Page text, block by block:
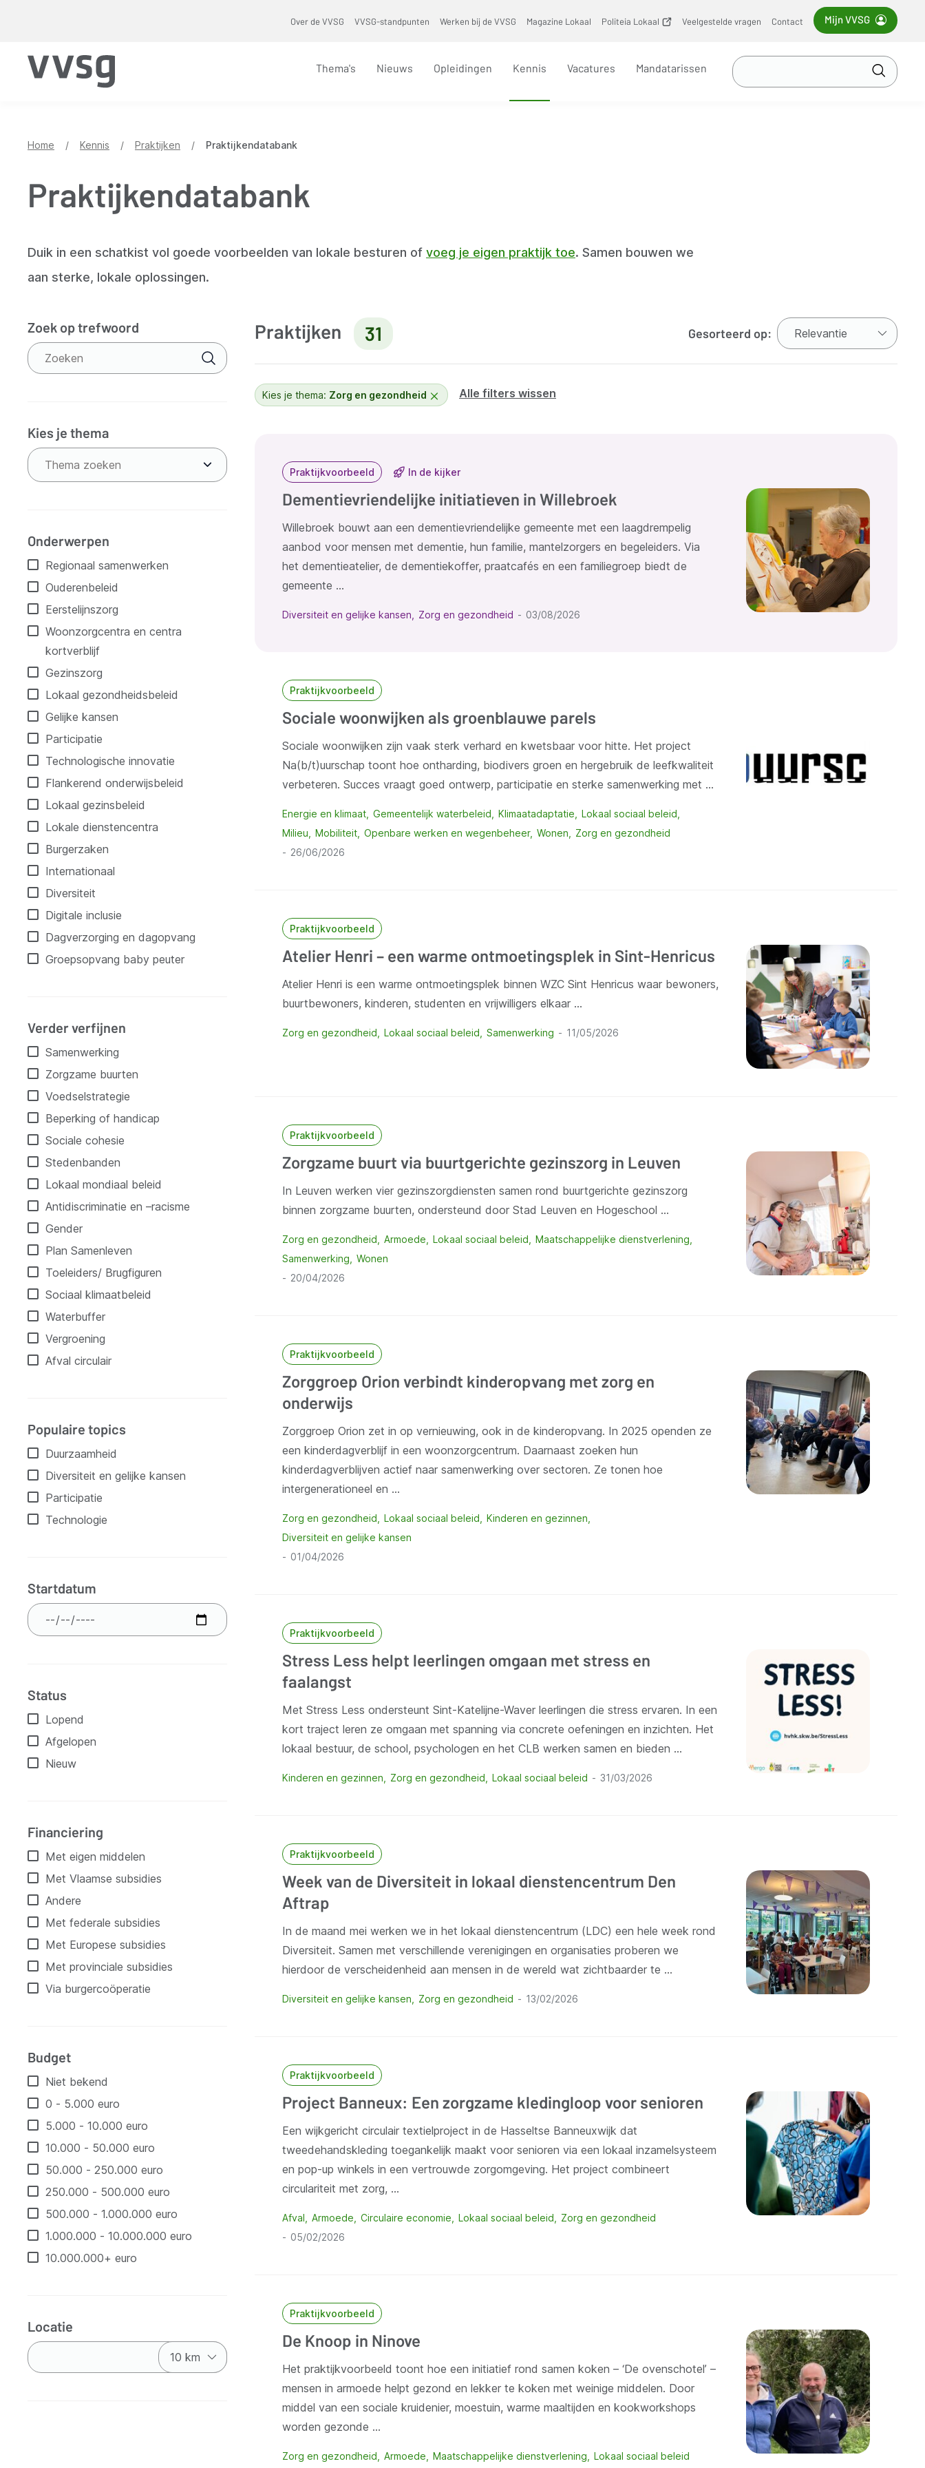
Over de VVSG VVSG-standpunten Werken bij de VVSG Magazine Lokaal Politeia Lokaal
(opent
Veelgestelde vragen Contact Mijn VVSG
Thema's Nieuws Opleidingen Kennis Vacatures Mandatarissen
Zoek
in
Home / Kennis / Praktijken / Praktijkendatabank
Praktijkendatabank
Duik in een schatkist vol goede voorbeelden van lokale besturen of voeg je eigen praktijk toe. Samen bouwen we
aan sterke, lokale oplossingen.
Verfijn
resultaten
Zoek op trefwoord
Kies je thema
Thema zoeken
Onderwerpen
Regionaal samenwerken
Ouderenbeleid
Eerstelijnszorg
Woonzorgcentra en centra
kortverblijf
Gezinszorg
Lokaal gezondheidsbeleid
Gelijke kansen
Participatie
Technologische innovatie
Flankerend onderwijsbeleid
Lokaal gezinsbeleid
Lokale dienstencentra
Burgerzaken
Internationaal
Diversiteit
Digitale inclusie
Dagverzorging en dagopvang
Groepsopvang baby peuter
Verder verfijnen
Samenwerking
Zorgzame buurten
Voedselstrategie
Beperking of handicap
Sociale cohesie
Stedenbanden
Lokaal mondiaal beleid
Antidiscriminatie en –racisme
Gender
Plan Samenleven
Toeleiders/ Brugfiguren
Sociaal klimaatbeleid
Waterbuffer
Vergroening
Afval circulair
Populaire topics
Duurzaamheid
Diversiteit en gelijke kansen
Participatie
Technologie
Startdatum
Status
Lopend
Afgelopen
Nieuw
Financiering
Met eigen middelen
Met Vlaamse subsidies
Andere
Met federale subsidies
Met Europese subsidies
Met provinciale subsidies
Via burgercoöperatie
Budget
Niet bekend
0 - 5.000 euro
5.000 - 10.000 euro
10.000 - 50.000 euro
50.000 - 250.000 euro
250.000 - 500.000 euro
500.000 - 1.000.000 euro
1.000.000 - 10.000.000 euro
10.000.000+ euro
Locatie
Gesorteerd op:
Praktijken 31
Kies je thema: Zorg en gezondheid Alle filters wissen
Praktijkvoorbeeld In de kijker
Dementievriendelijke initiatieven in Willebroek
Willebroek bouwt aan een dementievriendelijke gemeente met een laagdrempelig
aanbod voor mensen met dementie, hun familie, mantelzorgers en begeleiders. Via
het dementieatelier, de dementiekoffer, praatcafés en een familiegroep biedt de
gemeente …
Diversiteit en gelijke kansen Zorg en gezondheid 03/08/2026
Praktijkvoorbeeld
Sociale woonwijken als groenblauwe parels
Sociale woonwijken zijn vaak sterk verhard en kwetsbaar voor hitte. Het project
Na(b/t)uurschap toont hoe ontharding, biodivers groen en hergebruik de leefkwaliteit
verbeteren. Succes vraagt goed ontwerp, participatie en sterke samenwerking met …
Energie en klimaat Gemeentelijk waterbeleid Klimaatadaptatie
Lokaal sociaal beleid
Milieu
Mobiliteit Openbare werken en wegenbeheer Wonen
Zorg en gezondheid
26/06/2026
Praktijkvoorbeeld
Atelier Henri – een warme ontmoetingsplek in Sint-Henricus
Atelier Henri is een warme ontmoetingsplek binnen WZC Sint Henricus waar bewoners,
buurtbewoners, kinderen, studenten en vrijwilligers elkaar …
Zorg en gezondheid Lokaal sociaal beleid Samenwerking 11/05/2026
Praktijkvoorbeeld
Zorgzame buurt via buurtgerichte gezinszorg in Leuven
In Leuven werken vier gezinszorgdiensten samen rond buurtgerichte gezinszorg
binnen zorgzame buurten, ondersteund door Stad Leuven en Hogeschool …
Zorg en gezondheid Armoede Lokaal sociaal beleid
Maatschappelijke dienstverlening
Samenwerking
Wonen
20/04/2026
Praktijkvoorbeeld
Zorggroep Orion verbindt kinderopvang met zorg en
onderwijs
Zorggroep Orion zet in op vernieuwing, ook in de kinderopvang. In 2025 openden ze
een kinderdagverblijf in een woonzorgcentrum. Daarnaast zoeken hun
kinderdagverblijven actief naar samenwerking over sectoren. Ze tonen hoe
intergenerationeel en …
Zorg en gezondheid Lokaal sociaal beleid
Kinderen en gezinnen
Diversiteit en gelijke kansen
01/04/2026
Praktijkvoorbeeld
Stress Less helpt leerlingen omgaan met stress en
faalangst
Met Stress Less ondersteunt Sint-Katelijne-Waver leerlingen die stress ervaren. In een
kort traject leren ze omgaan met spanning via concrete oefeningen en inzichten. Het
lokaal bestuur, de school, psychologen en het CLB werken samen en bieden …
Kinderen en gezinnen Zorg en gezondheid Lokaal sociaal beleid 31/03/2026
Praktijkvoorbeeld
Week van de Diversiteit in lokaal dienstencentrum Den
Aftrap
In de maand mei werken we in het lokaal dienstencentrum (LDC) een hele week rond
Diversiteit. Samen met verschillende verenigingen en organisaties proberen we
hierdoor de verscheidenheid aan mensen in de wereld wat zichtbaarder te …
Diversiteit en gelijke kansen Zorg en gezondheid 13/02/2026
Praktijkvoorbeeld
Project Banneux: Een zorgzame kledingloop voor senioren
Een wijkgericht circulair textielproject in de Hasseltse Banneuxwijk dat
tweedehandskleding toegankelijk maakt voor senioren via een lokaal inzamelsysteem
en pop-up winkels in een vertrouwde zorgomgeving. Het project combineert
circulariteit met zorg, …
Afval Armoede Circulaire economie Lokaal sociaal beleid
Zorg en gezondheid
05/02/2026
Praktijkvoorbeeld
De Knoop in Ninove
Het praktijkvoorbeeld toont hoe een initiatief rond samen koken – ‘De ovenschotel’ –
mensen in armoede helpt gezond en lekker te koken met weinige middelen. Door
middel van een sociale kruidenier, moestuin, warme maaltijden en kookworkshops
worden gezonde …
Zorg en gezondheid Armoede Maatschappelijke dienstverlening Lokaal sociaal beleid